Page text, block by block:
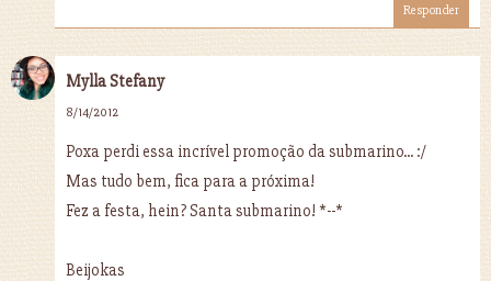
Responder
Mylla Stefany
8/14/2012
Poxa perdi essa incrível promoção da submarino... :/
Mas tudo bem, fica para a próxima!
Fez a festa, hein? Santa submarino! *--*
Beijokas